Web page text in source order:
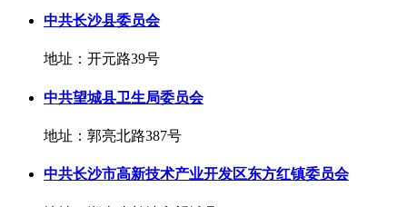
中共长沙县委员会
地址：开元路39号
中共望城县卫生局委员会
地址：郭亮北路387号
中共长沙市高新技术产业开发区东方红镇委员会